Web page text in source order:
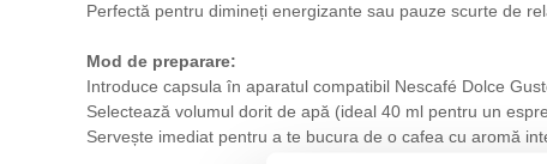
Perfectă pentru dimineți energizante sau pauze scurte de
Mod de preparare:
Introduce capsula în aparatul compatibil Nescafé Dolce
Selectează volumul dorit de apă (ideal 40 ml pentru un
Servește imediat pentru a te bucura de o cafea cu aromă